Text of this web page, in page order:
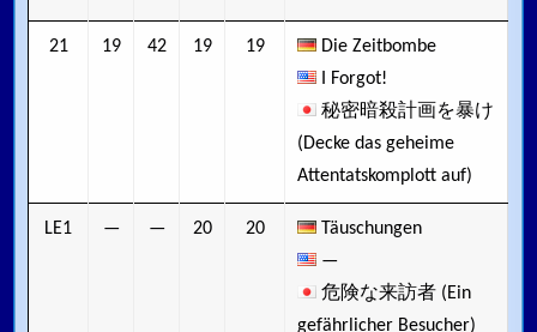
21 19 42 19 19
Die Zeitbombe
I Forgot!
秘密暗殺計画を暴け
(Decke das geheime
Attentatskomplott auf)
LE1 — — 20 20
Täuschungen
—
危険な来訪者 (Ein
gefährlicher Besucher)